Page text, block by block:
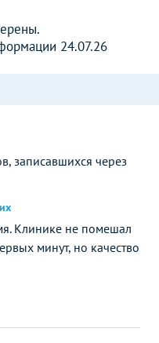
24.07.26
записавшихся через
Клинике не помешал
минут, но качество